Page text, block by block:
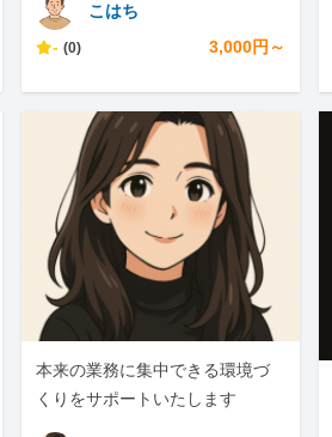
こはち
- (0) 3,000円～
本来の業務に集中できる環境づ
くりをサポートいたします